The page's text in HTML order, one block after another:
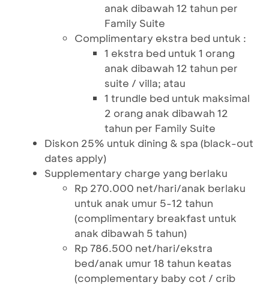
anak dibawah 12 tahun per
Family Suite
Complimentary ekstra bed untuk :
1 ekstra bed untuk 1 orang
anak dibawah 12 tahun per
suite / villa; atau
1 trundle bed untuk maksimal
2 orang anak dibawah 12
tahun per Family Suite
Diskon 25% untuk dining & spa (black-out
dates apply)
Supplementary charge yang berlaku
Rp 270.000 net/hari/anak berlaku
untuk anak umur 5-12 tahun
(complimentary breakfast untuk
anak dibawah 5 tahun)
Rp 786.500 net/hari/ekstra
bed/anak umur 18 tahun keatas
(complementary baby cot / crib